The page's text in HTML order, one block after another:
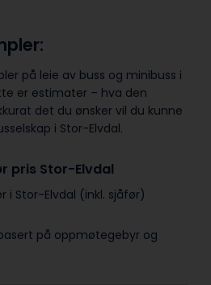
på leie av buss og minibuss i
er estimater – hva den
det du ønsker vil du kunne
i Stor-Elvdal.
pris Stor-Elvdal
i Stor-Elvdal (inkl. sjåfør)
på oppmøtegebyr og